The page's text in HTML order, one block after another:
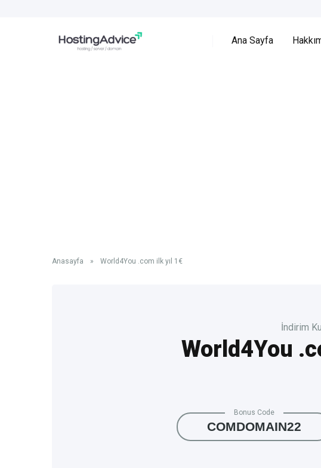
Ana Sayfa
Anasayfa » World4You .com ilk yıl 1€
İndirim
World4You
Bonus Code
COMDOMAIN22